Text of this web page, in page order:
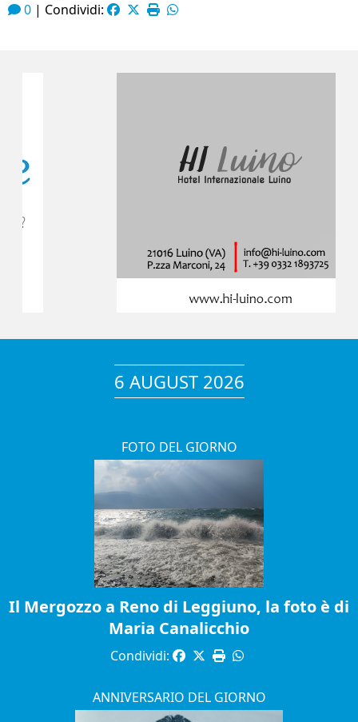
0 | Condividi:
6 AUGUST 2026
FOTO DEL GIORNO
Il Mergozzo a Reno di Leggiuno, la foto è di
Maria Canalicchio
Condividi:
ANNIVERSARIO DEL GIORNO